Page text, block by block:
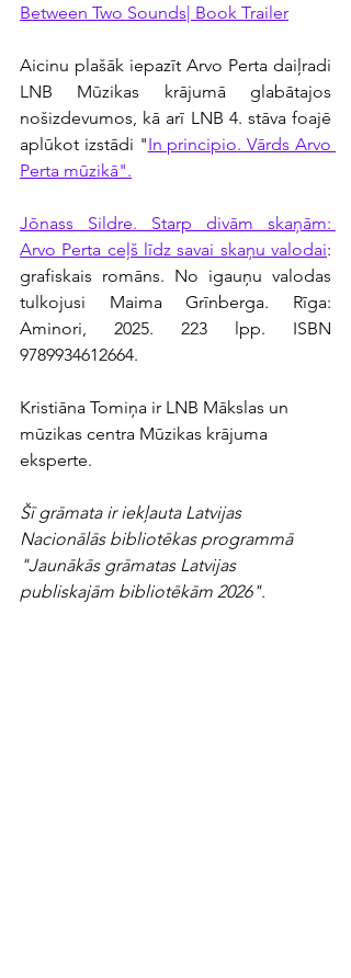
Between Two Sounds| Book Trailer
Aicinu plašāk iepazīt Arvo Perta daiļradi
LNB Mūzikas krājumā glabātajos
nošizdevumos, kā arī LNB 4. stāva foajē
aplūkot izstādi "In principio. Vārds Arvo
Perta mūzikā".
Jōnass Sildre. Starp divām skaņām:
Arvo Perta ceļš līdz savai skaņu valodai:
grafiskais romāns. No igauņu valodas
tulkojusi Maima Grīnberga. Rīga:
Aminori, 2025. 223 lpp. ISBN
9789934612664.
Kristiāna Tomiņa ir LNB Mākslas un
mūzikas centra Mūzikas krājuma
eksperte.
Šī grāmata ir iekļauta Latvijas
Nacionālās bibliotēkas programmā
"Jaunākās grāmatas Latvijas
publiskajām bibliotēkām 2026".